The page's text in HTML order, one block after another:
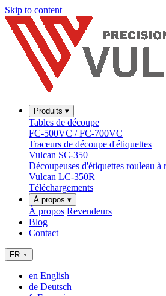
Skip to content
Produits ▾
Tables de découpe
FC-500VC / FC-700VC
Traceurs de découpe d'étiquettes
Vulcan SC-350
Découpeuses d'étiquettes rouleau à
Vulcan LC-350R
Téléchargements
À propos ▾
À propos Revendeurs
Blog
Contact
FR
en English
de Deutsch